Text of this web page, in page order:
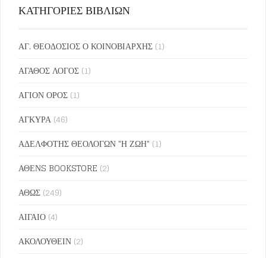
ΚΑΤΗΓΟΡΙΕΣ ΒΙΒΛΙΩΝ
ΑΓ. ΘΕΟΔΟΣΙΟΣ Ο ΚΟΙΝΟΒΙΑΡΧΗΣ (1)
ΑΓΑΘΟΣ ΛΟΓΟΣ (1)
ΑΓΙΟΝ ΟΡΟΣ (1)
ΑΓΚΥΡΑ (46)
ΑΔΕΛΦΟΤΗΣ ΘΕΟΛΟΓΩΝ "Η ΖΩΗ" (1)
ΑΘΕΝS BOOKSTORE (2)
ΑΘΩΣ (249)
ΑΙΓΑΙΟ (4)
ΑΚΟΛΟΥΘΕΙΝ (2)